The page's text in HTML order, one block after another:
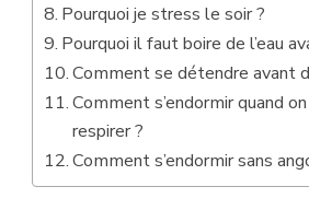
Pourquoi je stress le soir ?
Pourquoi il faut boire de l’eau
Comment se détendre avant
Comment s’endormir quand
respirer ?
Comment s’endormir sans